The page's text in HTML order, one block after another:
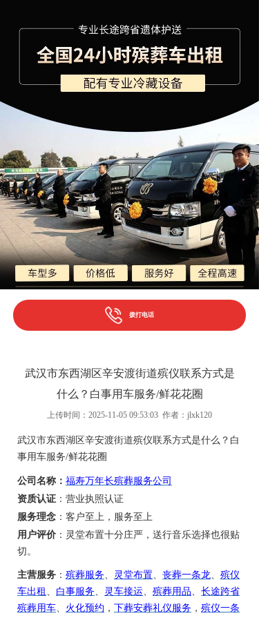
拨打电话
武汉市东西湖区辛安渡街道殡仪联系方式是
什么？白事用车服务/鲜花花圈
上传时间：2025-11-05 09:53:03 作者：jlxk120
武汉市东西湖区辛安渡街道殡仪联系方式是什么？ 白
事用车服务/鲜花花圈
公司名称： 福寿万年长殡葬服务公司
资质认证 ：营业执照认证
服务理念 ：客户至上，服务至上
用户评价 ： 灵堂布置十分庄严， 送行音乐选择也很贴
切。
主营服务 ： 殡葬服务 灵堂布置 丧葬一条龙
殡仪
车出租
白事服务 灵车接运 殡葬用品
长途跨省
殡葬用车
火化预约 ， 下葬安葬礼仪服务 ， 殡仪一条